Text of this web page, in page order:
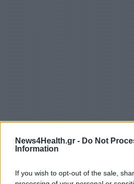
News4Health.gr - Do Not
Information
If you wish to opt-out of the sale,